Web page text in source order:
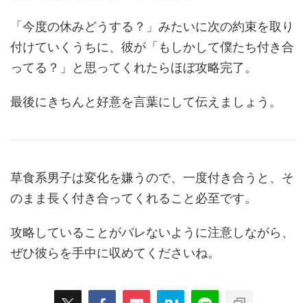
「今度の休みどうする？」みたいに次の約束を取り
付けていくうちに、彼が「もしかして僕たち付き合
ってる？」と思ってくれたらほぼ攻略完了。
最後にきちんと好意を言葉にして伝えましょう。
草食系男子は変化を嫌うので、一度付き合うと、そ
のまま長く付き合ってくれること必至です。
攻略していることがバレないように注意しながら、
ぜひ彼らを手中に収めてくださいね。